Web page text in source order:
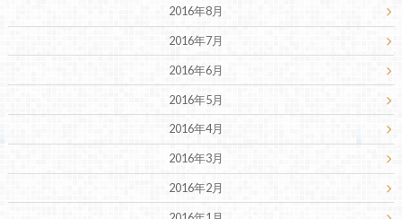
2016年8月
2016年7月
2016年6月
2016年5月
2016年4月
2016年3月
2016年2月